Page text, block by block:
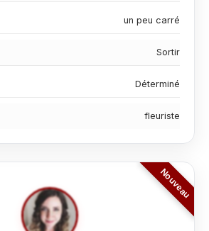
un peu carré
Sortir
Déterminé
fleuriste